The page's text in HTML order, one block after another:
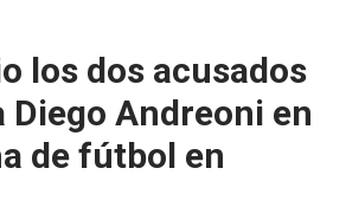
los dos acusados
Diego Andreoni en
de fútbol en